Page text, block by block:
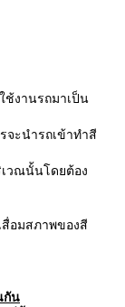
ช้งานรถมาเป็น
จะนำรถเข้าทำสี
วณนั้นโดยต้อง
สื่อมสภาพของสี
กัน